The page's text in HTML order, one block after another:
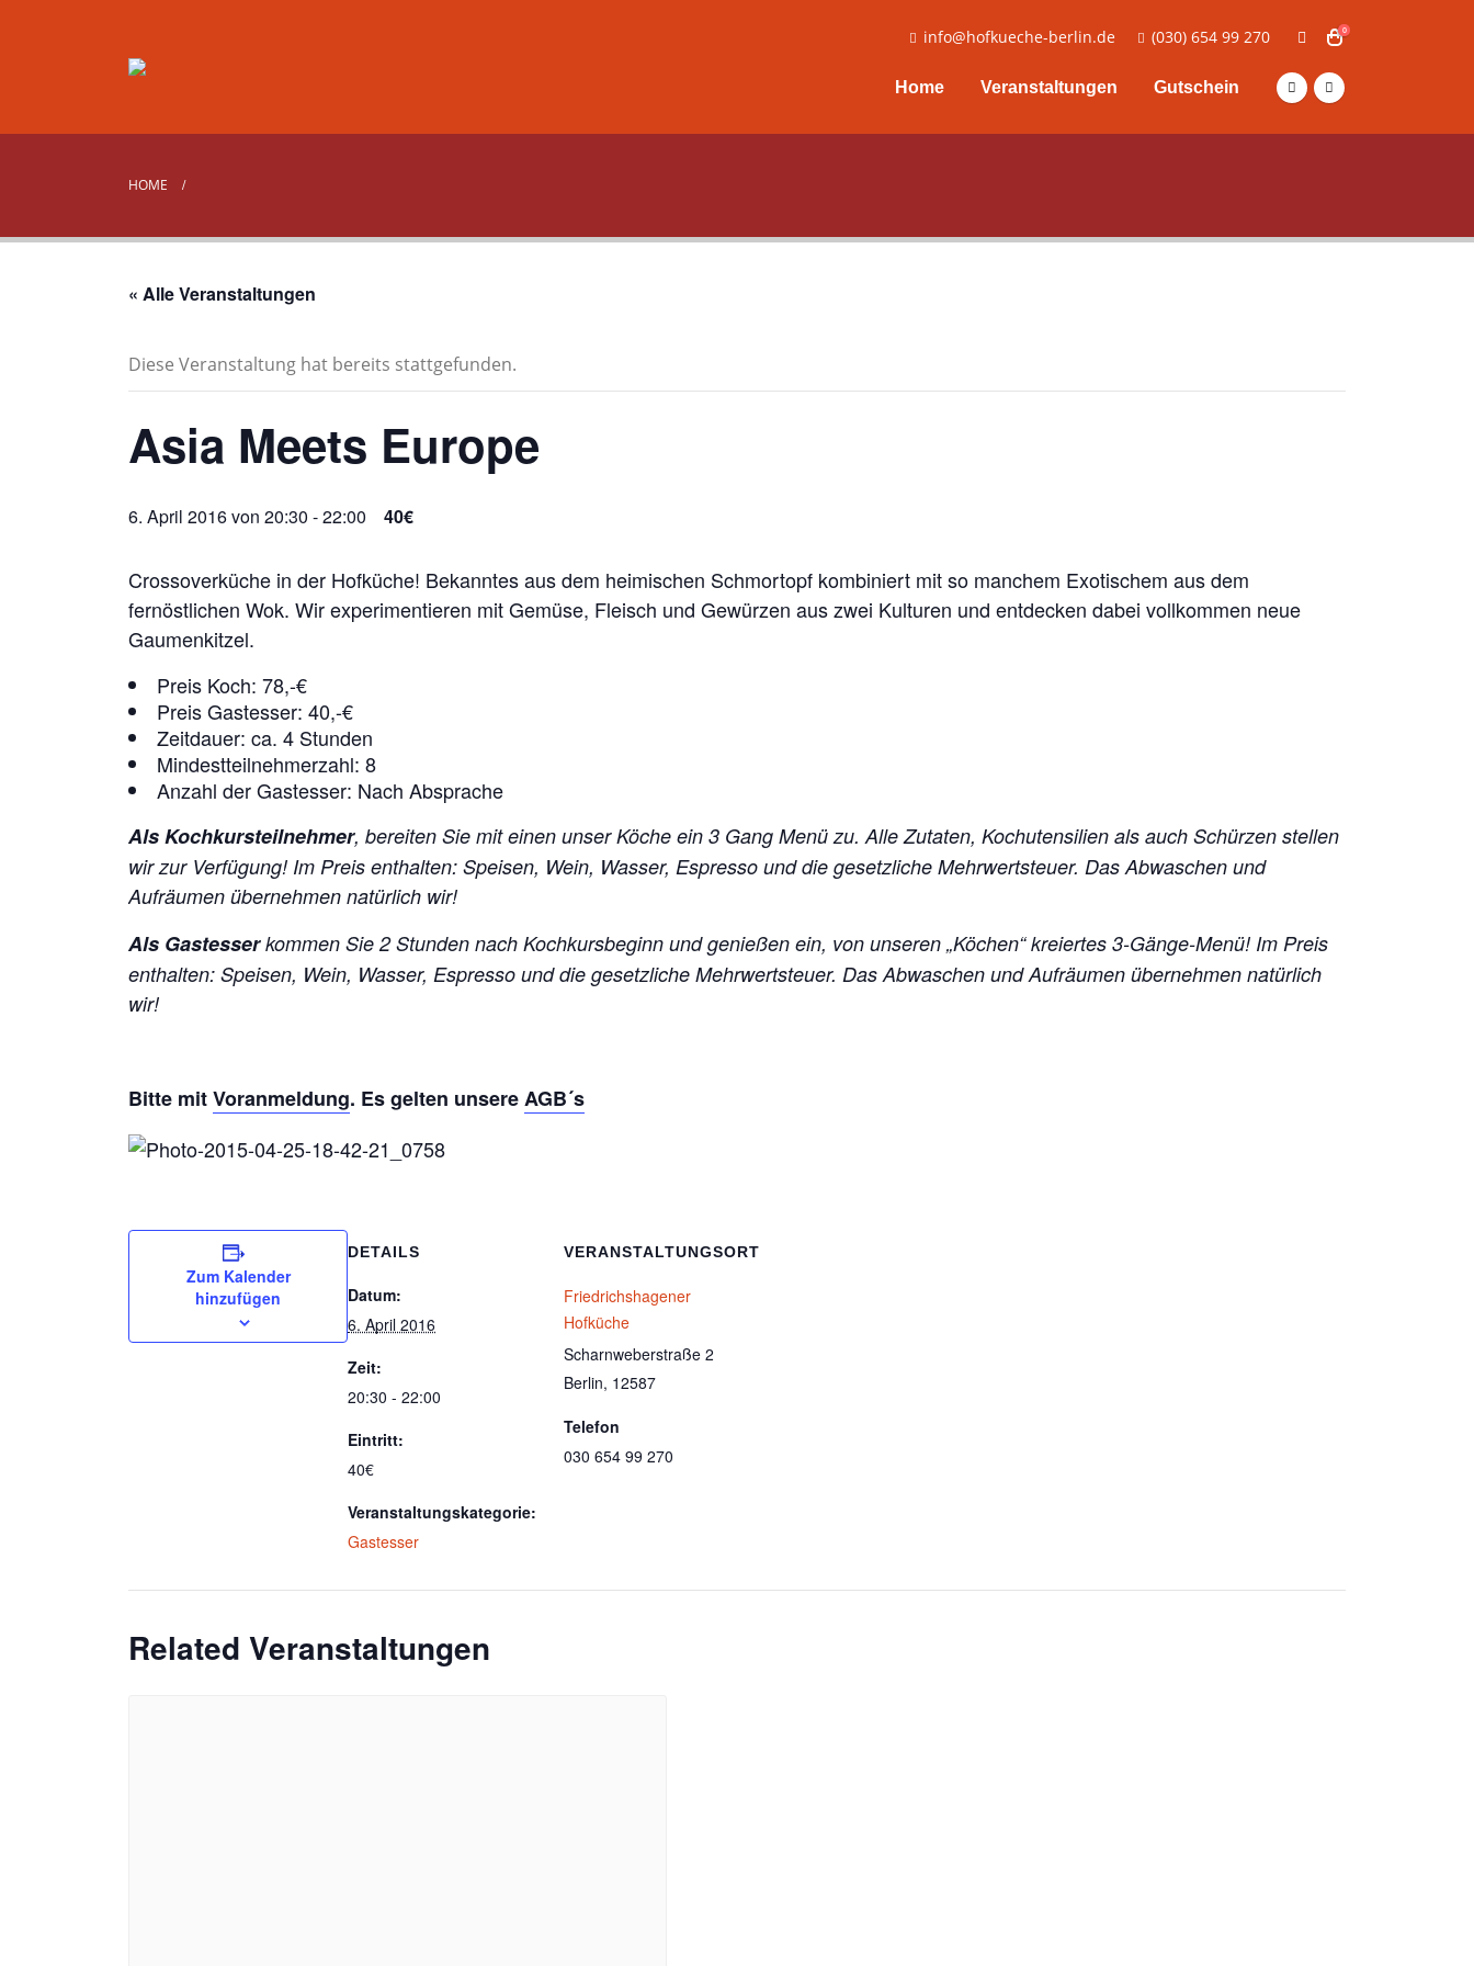
info@hofkueche-berlin.de (030) 654 99 270 0
Home Veranstaltungen Gutschein
HOME
« Alle Veranstaltungen
Diese Veranstaltung hat bereits stattgefunden.
Asia Meets Europe
6. April 2016 von 20:30 -22:00 40€
Crossoverküche in der Hofküche! Bekanntes aus dem heimischen Schmortopf kombiniert mit so manchem Exotischem aus dem
fernöstlichen Wok. Wir experimentieren mit Gemüse, Fleisch und Gewürzen aus zwei Kulturen und entdecken dabei vollkommen neue
Gaumenkitzel.
Preis Koch: 78,-€
Preis Gastesser: 40,-€
Zeitdauer: ca. 4 Stunden
Mindestteilnehmerzahl: 8
Anzahl der Gastesser: Nach Absprache
Als Kochkursteilnehmer, bereiten Sie mit einen unser Köche ein 3 Gang Menü zu. Alle Zutaten, Kochutensilien als auch Schürzen stellen
wir zur Verfügung! Im Preis enthalten: Speisen, Wein, Wasser, Espresso und die gesetzliche Mehrwertsteuer. Das Abwaschen und
Aufräumen übernehmen natürlich wir!
Als Gastesserkommen Sie 2 Stunden nach Kochkursbeginn und genießen ein, von unseren „Köchen“ kreiertes 3-Gänge-Menü! Im Preis
enthalten: Speisen, Wein, Wasser, Espresso und die gesetzliche Mehrwertsteuer. Das Abwaschen und Aufräumen übernehmen natürlich
wir!
Bitte mitVoranmeldung. Es gelten unsereAGB´s
Zum Kalender
hinzufügen
DETAILS
Datum:
6. April 2016
Zeit:
20:30 - 22:00
Eintritt:
40€
Veranstaltungskategorie:
Gastesser
VERANSTALTUNGSORT
Friedrichshagener
Hofküche
Scharnweberstraße 2
Berlin, 12587
Telefon
030 654 99 270
Related Veranstaltungen